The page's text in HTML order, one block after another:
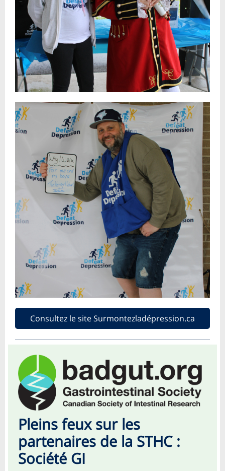
Consultez le site Surmontezladépression.ca
Pleins feux sur les
partenaires de la STHC :
Société GI